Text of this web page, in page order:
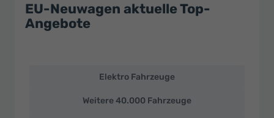
EU-Neuwagen aktuelle Top-
Angebote
Neuwagen
Elektro Fahrzeuge
Weitere 40.000 Fahrzeuge